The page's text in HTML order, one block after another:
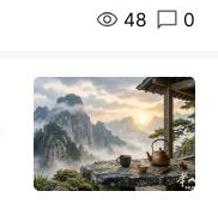
48 0